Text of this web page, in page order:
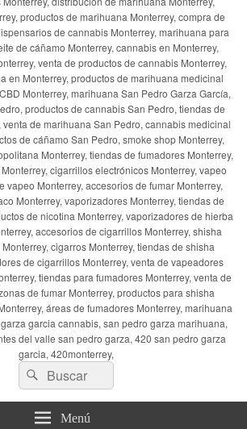
productos de marihuana Monterrey, compra de
de cannabis Monterrey, marihuana para
de cáñamo Monterrey, cannabis en Monterrey,
venta de productos de cannabis Monterrey,
en Monterrey, productos de marihuana medicinal
Monterrey, marihuana San Pedro Garza García,
productos de cannabis San Pedro, tiendas de
de marihuana San Pedro, cannabis medicinal
de cáñamo San Pedro, smoke shop Monterrey,
Monterrey, tiendas de fumadores Monterrey,
cigarrillos electrónicos Monterrey, vapeo
vapeo Monterrey, accesorios de fumar Monterrey,
Monterrey, vaporizadores Monterrey, tiendas de
de nicotina Monterrey, vaporizadores de hierba
accesorios de cigarrillos Monterrey, shisha
cigarros Monterrey, tiendas de shisha
de cigarrillos Monterrey, venta de vapeadores
tiendas para fumadores Monterrey, venta de
de fumar Monterrey, productos para shisha
áreas de fumadores Monterrey, marihuana
garcia cannabis, san pedro garza marihuana,
del valle san pedro garza, 420 san pedro garza
garcia, 420monterrey,
Buscar
por:
Buscar
Menú